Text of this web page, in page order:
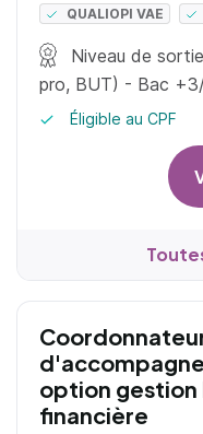
QUALIOPI VAE
Niveau de
pro, BUT) - Bac
Éligible au CPF
option
financière